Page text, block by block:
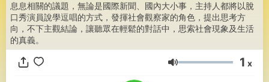
息息相關的議題，無論是國際新聞、國內大小事，主持人都將以脫
口秀演員說學逗唱的方式，發揮社會觀察家的角色，提出思考方
向，不下主觀結論，讓聽眾在輕鬆的對話中，思索社會現象及生活
的真義。
Volumen 1 x